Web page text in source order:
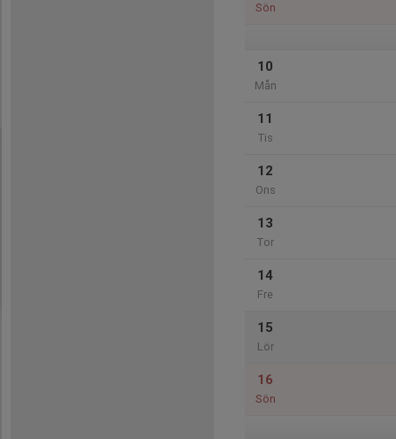
Sön
10
Mån
11
Tis
12
Ons
13
Tor
14
Fre
15
Lör
16
Sön